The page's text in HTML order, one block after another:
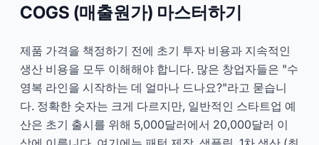
COGS (매출원가) 마스터하기
제품 가격을 책정하기 전에 초기 투자 비용과 지속적인
생산 비용을 모두 이해해야 합니다. 많은 창업자들은 "수
영복 라인을 시작하는 데 얼마나 드나요?"라고 묻습니
다. 정확한 숫자는 크게 다르지만, 일반적인 스타트업 예
산은 초기 출시를 위해 5,000달러에서 20,000달러 이